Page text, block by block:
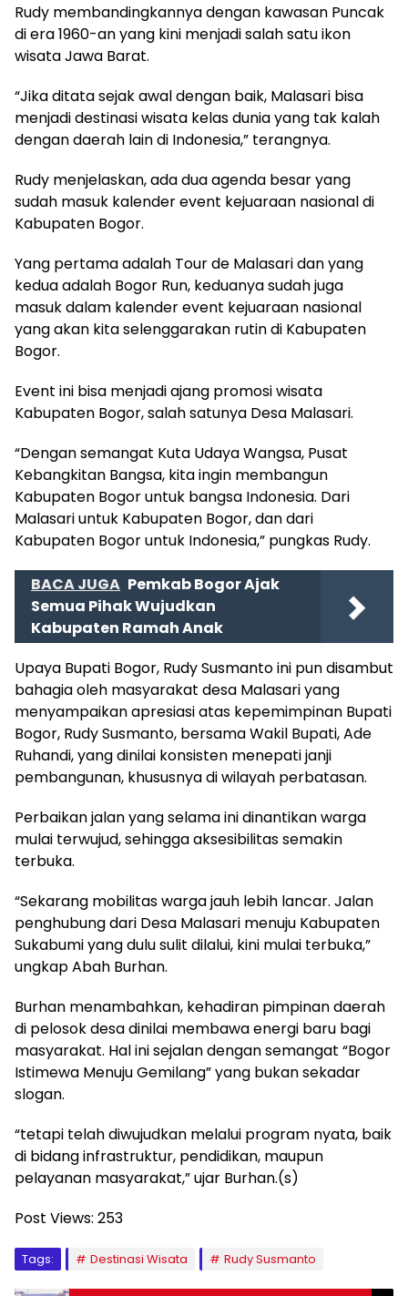
Rudy membandingkannya dengan kawasan Puncak
di era 1960-an yang kini menjadi salah satu ikon
wisata Jawa Barat.
“Jika ditata sejak awal dengan baik, Malasari bisa
menjadi destinasi wisata kelas dunia yang tak kalah
dengan daerah lain di Indonesia,” terangnya.
Rudy menjelaskan, ada dua agenda besar yang
sudah masuk kalender event kejuaraan nasional di
Kabupaten Bogor.
Yang pertama adalah Tour de Malasari dan yang
kedua adalah Bogor Run, keduanya sudah juga
masuk dalam kalender event kejuaraan nasional
yang akan kita selenggarakan rutin di Kabupaten
Bogor.
Event ini bisa menjadi ajang promosi wisata
Kabupaten Bogor, salah satunya Desa Malasari.
“Dengan semangat Kuta Udaya Wangsa, Pusat
Kebangkitan Bangsa, kita ingin membangun
Kabupaten Bogor untuk bangsa Indonesia. Dari
Malasari untuk Kabupaten Bogor, dan dari
Kabupaten Bogor untuk Indonesia,” pungkas Rudy.
BACA JUGA Pemkab Bogor Ajak
Semua Pihak Wujudkan
Kabupaten Ramah Anak
Upaya Bupati Bogor, Rudy Susmanto ini pun disambut
bahagia oleh masyarakat desa Malasari yang
menyampaikan apresiasi atas kepemimpinan Bupati
Bogor, Rudy Susmanto, bersama Wakil Bupati, Ade
Ruhandi, yang dinilai konsisten menepati janji
pembangunan, khususnya di wilayah perbatasan.
Perbaikan jalan yang selama ini dinantikan warga
mulai terwujud, sehingga aksesibilitas semakin
terbuka.
“Sekarang mobilitas warga jauh lebih lancar. Jalan
penghubung dari Desa Malasari menuju Kabupaten
Sukabumi yang dulu sulit dilalui, kini mulai terbuka,”
ungkap Abah Burhan.
Burhan menambahkan, kehadiran pimpinan daerah
di pelosok desa dinilai membawa energi baru bagi
masyarakat. Hal ini sejalan dengan semangat “Bogor
Istimewa Menuju Gemilang” yang bukan sekadar
slogan.
“tetapi telah diwujudkan melalui program nyata, baik
di bidang infrastruktur, pendidikan, maupun
pelayanan masyarakat,” ujar Burhan.(s)
Post Views: 253
Tags: Destinasi Wisata Rudy Susmanto